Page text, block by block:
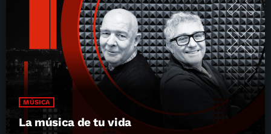
MÚSICA
La música de tu vida